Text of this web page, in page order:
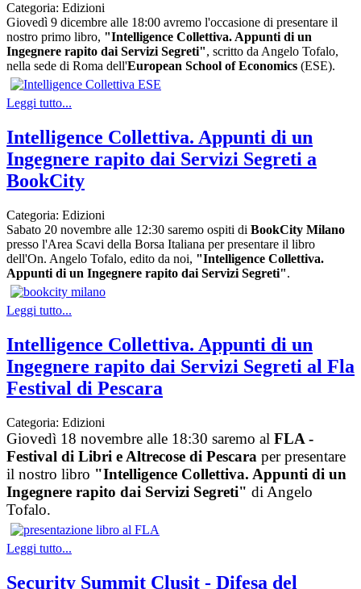
Categoria: Edizioni
Giovedì 9 dicembre alle 18:00 avremo l'occasione di presentare il
nostro primo libro, "Intelligence Collettiva. Appunti di un
Ingegnere rapito dai Servizi Segreti", scritto da Angelo Tofalo,
nella sede di Roma dell'European School of Economics (ESE).
Leggi tutto...
Intelligence Collettiva. Appunti di un
Ingegnere rapito dai Servizi Segreti a
BookCity
Categoria: Edizioni
Sabato 20 novembre alle 12:30 saremo ospiti di BookCity Milano
presso l'Area Scavi della Borsa Italiana per presentare il libro
dell'On. Angelo Tofalo, edito da noi, "Intelligence Collettiva.
Appunti di un Ingegnere rapito dai Servizi Segreti".
Leggi tutto...
Intelligence Collettiva. Appunti di un
Ingegnere rapito dai Servizi Segreti al Fla
Festival di Pescara
Categoria: Edizioni
Giovedì 18 novembre alle 18:30 saremo al FLA -
Festival di Libri e Altrecose di Pescara per presentare
il nostro libro "Intelligence Collettiva. Appunti di un
Ingegnere rapito dai Servizi Segreti" di Angelo
Tofalo.
Leggi tutto...
Security Summit Clusit - Difesa del